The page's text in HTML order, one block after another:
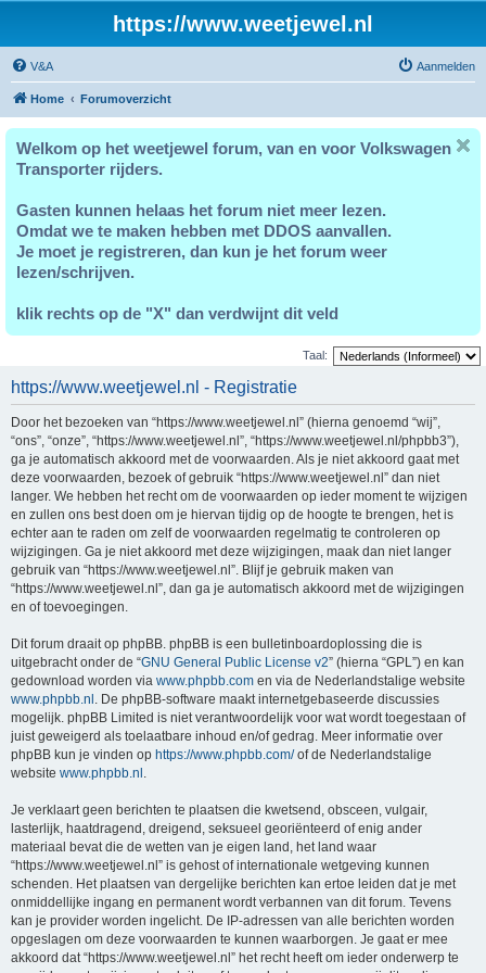
https://www.weetjewel.nl
V&A Aanmelden
Home Forumoverzicht
Welkom op het weetjewel forum, van en voor Volkswagen
Transporter rijders.
Gasten kunnen helaas het forum niet meer lezen.
Omdat we te maken hebben met DDOS aanvallen.
Je moet je registreren, dan kun je het forum weer
lezen/schrijven.
klik rechts op de "X" dan verdwijnt dit veld
Taal:
https://www.weetjewel.nl - Registratie
Door het bezoeken van “https://www.weetjewel.nl” (hierna genoemd “wij”,
“ons”, “onze”, “https://www.weetjewel.nl”, “https://www.weetjewel.nl/phpbb3”),
ga je automatisch akkoord met de voorwaarden. Als je niet akkoord gaat met
deze voorwaarden, bezoek of gebruik “https://www.weetjewel.nl” dan niet
langer. We hebben het recht om de voorwaarden op ieder moment te wijzigen
en zullen ons best doen om je hiervan tijdig op de hoogte te brengen, het is
echter aan te raden om zelf de voorwaarden regelmatig te controleren op
wijzigingen. Ga je niet akkoord met deze wijzigingen, maak dan niet langer
gebruik van “https://www.weetjewel.nl”. Blijf je gebruik maken van
“https://www.weetjewel.nl”, dan ga je automatisch akkoord met de wijzigingen
en of toevoegingen.
Dit forum draait op phpBB. phpBB is een bulletinboardoplossing die is
uitgebracht onder de “GNU General Public License v2” (hierna “GPL”) en kan
gedownload worden via www.phpbb.com en via de Nederlandstalige website
www.phpbb.nl . De phpBB-software maakt internetgebaseerde discussies
mogelijk. phpBB Limited is niet verantwoordelijk voor wat wordt toegestaan of
juist geweigerd als toelaatbare inhoud en/of gedrag. Meer informatie over
phpBB kun je vinden op https://www.phpbb.com/of de Nederlandstalige
website www.phpbb.nl .
Je verklaart geen berichten te plaatsen die kwetsend, obsceen, vulgair,
lasterlijk, haatdragend, dreigend, seksueel georiënteerd of enig ander
materiaal bevat die de wetten van je eigen land, het land waar
“https://www.weetjewel.nl” is gehost of internationale wetgeving kunnen
schenden. Het plaatsen van dergelijke berichten kan ertoe leiden dat je met
onmiddellijke ingang en permanent wordt verbannen van dit forum. Tevens
kan je provider worden ingelicht. De IP-adressen van alle berichten worden
opgeslagen om deze voorwaarden te kunnen waarborgen. Je gaat er mee
akkoord dat “https://www.weetjewel.nl” het recht heeft om ieder onderwerp te